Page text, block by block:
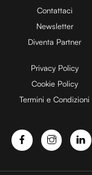
d
e
o
Contattaci
Newsletter
Diventa Partner
Privacy Policy
Cookie Policy
Termini e Condizioni